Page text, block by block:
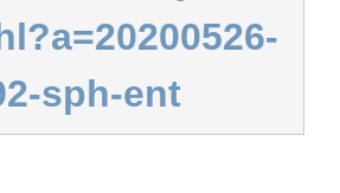
sph-ent